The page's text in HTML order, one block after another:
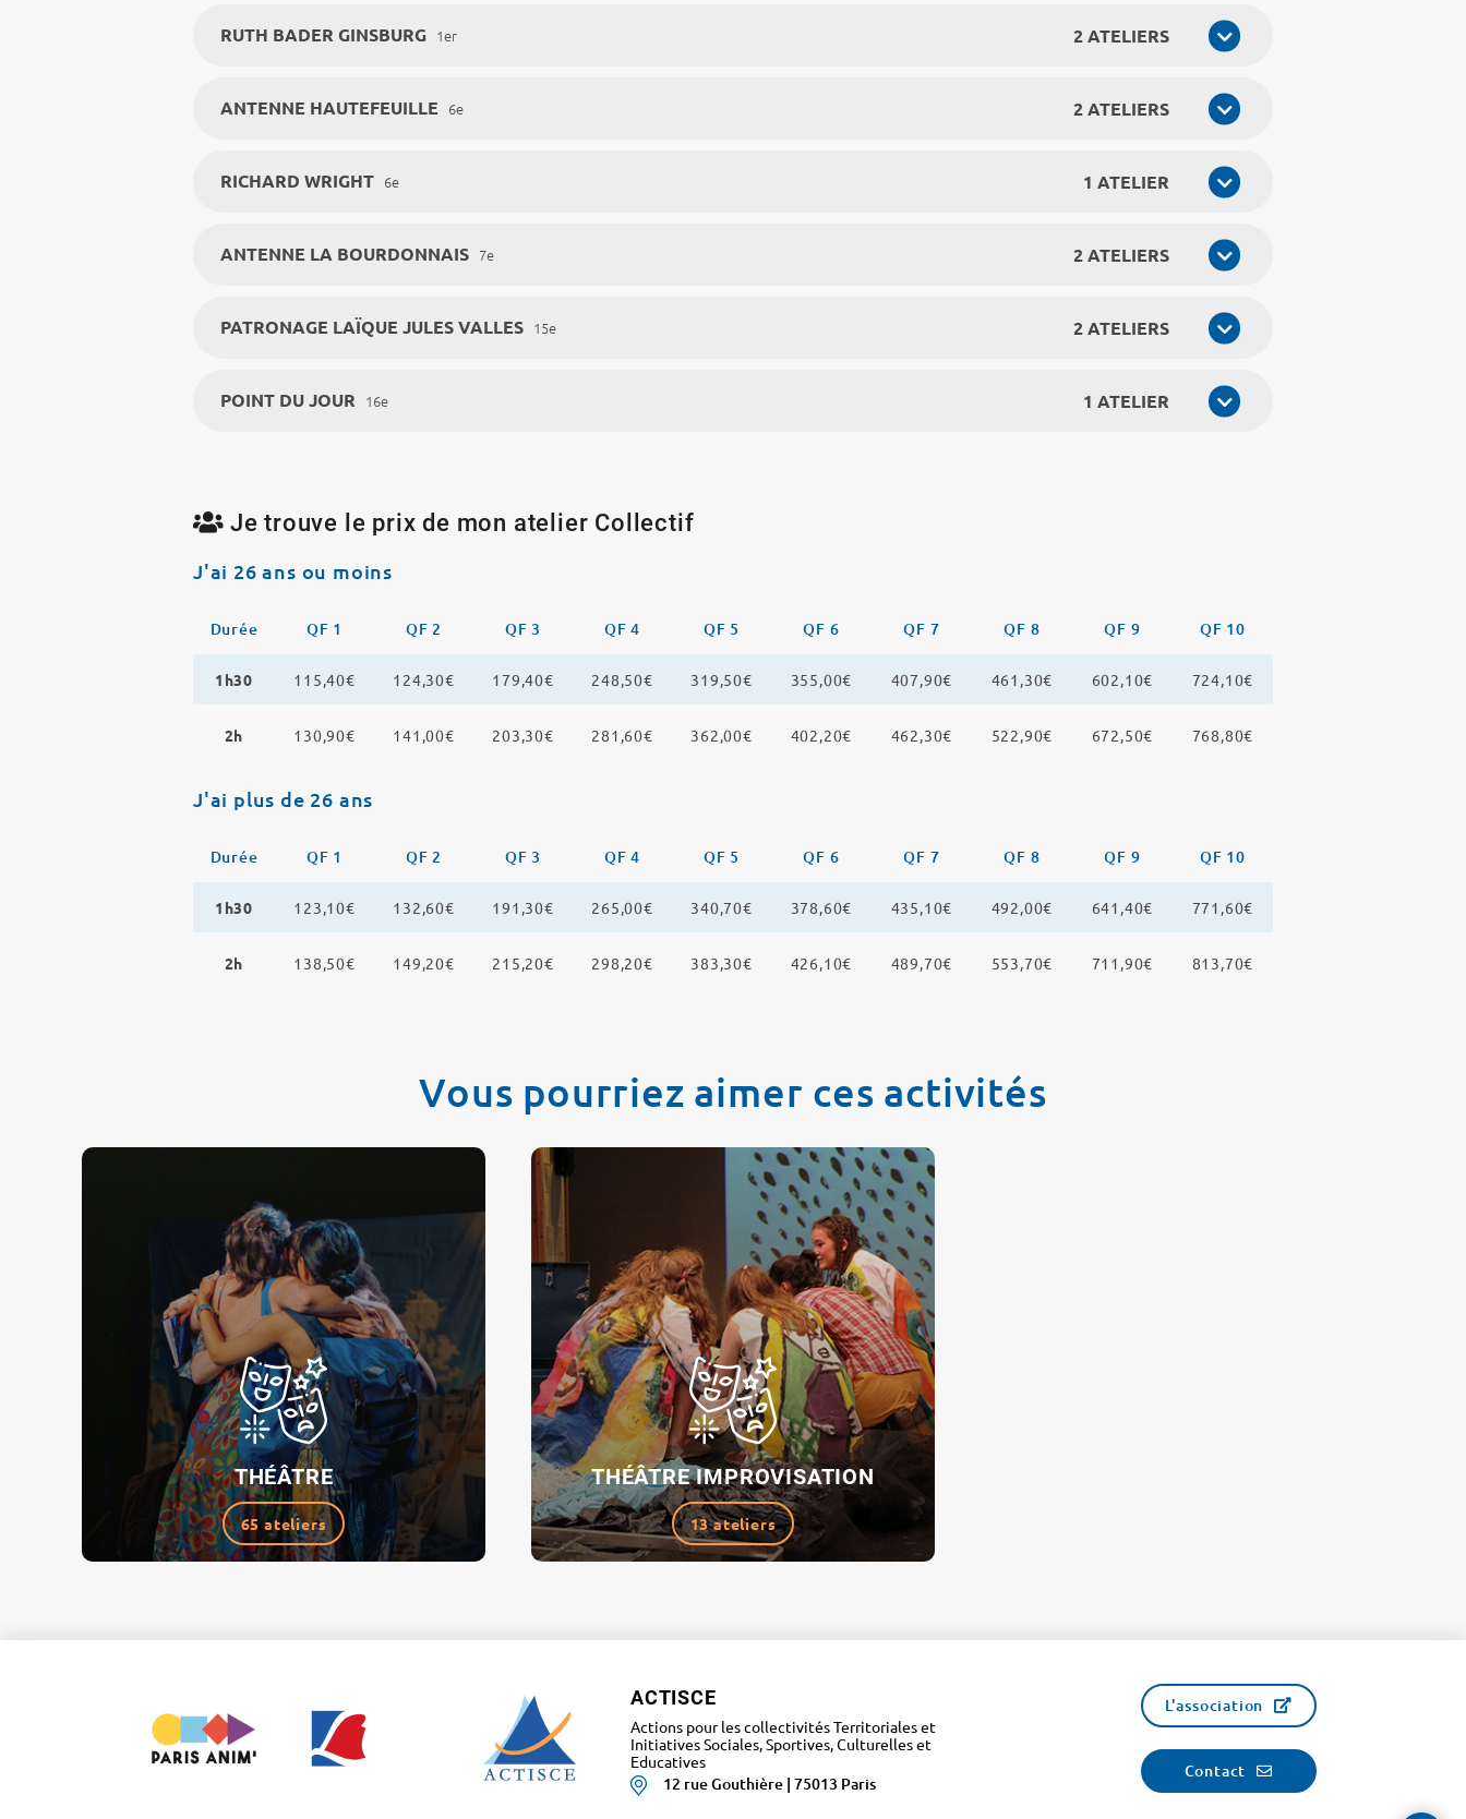
RUTH BADER GINSBURG 1er 2 ATELIERS
ANTENNE HAUTEFEUILLE 6e 2 ATELIERS
RICHARD WRIGHT 6e 1 ATELIER
ANTENNE LA BOURDONNAIS 7e 2 ATELIERS
PATRONAGE LAÏQUE JULES VALLES 15e 2 ATELIERS
POINT DU JOUR 16e 1 ATELIER
Je trouve le prix de mon atelier Collectif
J'ai 26 ans ou moins
Durée QF 1 QF 2 QF 3 QF 4 QF 5 QF 6 QF 7 QF 8 QF 9 QF 10
1h30 115,40€ 124,30€ 179,40€ 248,50€ 319,50€ 355,00€ 407,90€ 461,30€ 602,10€ 724,10€
2h 130,90€ 141,00€ 203,30€ 281,60€ 362,00€ 402,20€ 462,30€ 522,90€ 672,50€ 768,80€
J'ai plus de 26 ans
Durée QF 1 QF 2 QF 3 QF 4 QF 5 QF 6 QF 7 QF 8 QF 9 QF 10
1h30 123,10€ 132,60€ 191,30€ 265,00€ 340,70€ 378,60€ 435,10€ 492,00€ 641,40€ 771,60€
2h 138,50€ 149,20€ 215,20€ 298,20€ 383,30€ 426,10€ 489,70€ 553,70€ 711,90€ 813,70€
Vous pourriez aimer ces activités
THÉÂTRE
65 ateliers
THÉÂTRE IMPROVISATION
13 ateliers
ACTISCE
Actions pour les collectivités Territoriales et
Initiatives Sociales, Sportives, Culturelles et
Educatives
12 rue Gouthière | 75013 Paris
L'association
Contact